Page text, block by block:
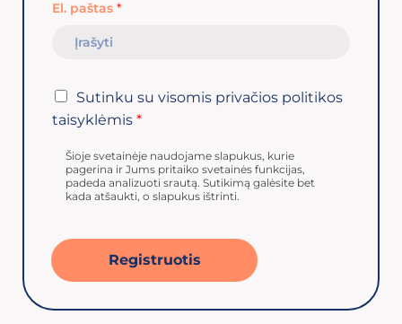
El. paštas *
Sutinku su visomis privačios politikos
taisyklėmis *
Šioje svetainėje naudojame slapukus, kurie
pagerina ir Jums pritaiko svetainės funkcijas,
padeda analizuoti srautą. Sutikimą galėsite bet
kada atšaukti, o slapukus ištrinti.
Registruotis